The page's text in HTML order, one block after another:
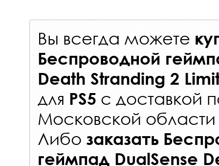
Вы всегда можете
Беспроводной
Death Stranding 2
для PS5 с доставкой
Московской
Либо заказать
геймпад DualSense